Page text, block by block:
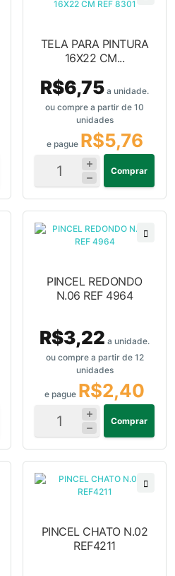
TELA PARA PINTURA
16X22 CM...
R$6,75 a unidade.
ou compre a partir de 10
unidades
e pague R$5,76
Comprar
PINCEL REDONDO
N.06 REF 4964
R$3,22 a unidade.
ou compre a partir de 12
unidades
e pague R$2,40
Comprar
PINCEL CHATO N.02
REF4211